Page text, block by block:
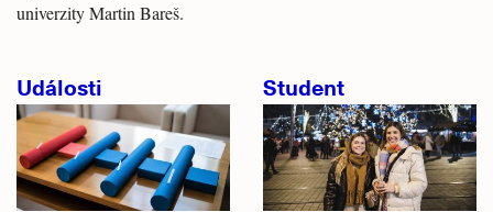
univerzity Martin Bareš.
Události Student